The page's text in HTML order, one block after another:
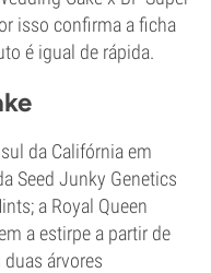
isso confirma a ficha
é igual de rápida.
da Califórnia em
Seed Junky Genetics
a Royal Queen
a estirpe a partir de
duas árvores